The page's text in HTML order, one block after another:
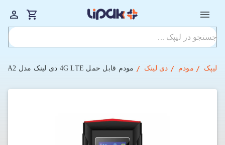
لیپک مودم دی لینک مودم قابل حمل 4G LTE دی لینک مدل DWR-932M A2